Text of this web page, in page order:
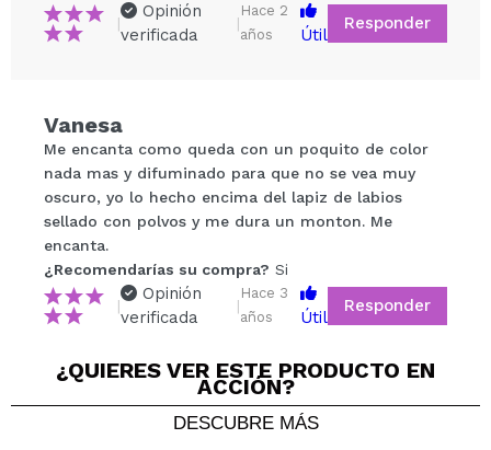
Tu vídeo podría ser el primero. Imagínatelo...
¿Recomendarías su compra? Si No
ENVIAR
|
Opinión
verificada
|
Hace 2
años
Útil
Responder
Vanesa
Me encanta como queda con un poquito de color
nada mas y difuminado para que no se vea muy
oscuro, yo lo hecho encima del lapiz de labios
sellado con polvos y me dura un monton. Me
encanta.
¿Recomendarías su compra? Si
|
Opinión
verificada
|
Hace 3
años
Útil
Responder
Beatriz
He comprado el tono Mocha porque buscaba un
¿QUIERES VER ESTE PRODUCTO EN
ACCIÓN?
DESCUBRE MÁS